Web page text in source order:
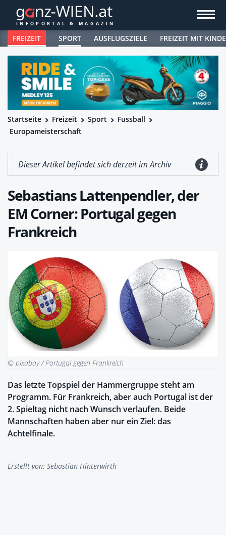
FREIZEIT SPORT AUSFLUGSZIELE FREIZEIT MIT
Startseite Freizeit Sport
Fussball
Europameisterschaft
Dieser Artikel befindet sich derzeit im Archiv
Sebastians Lattenpendler, der
EM Corner: Portugal gegen
Frankreich
© pixabay / Portugal gegen Frankreich
Das letzte Topspiel der Hammergruppe steht am
Programm. Für Frankreich, aber auch Portugal ist der
2. Spieltag nicht nach Wunsch verlaufen. Beide
Mannschaften haben aber nur ein Ziel: das
Achtelfinale.
Erstellt von: Sebastian Hinterwirth